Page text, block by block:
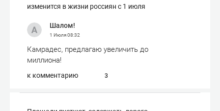
изменится в жизни россиян с 1 июля
Шалом!
1 Июля08:32
Камрадес, предлагаю увеличить до
миллиона!
к комментарию 3